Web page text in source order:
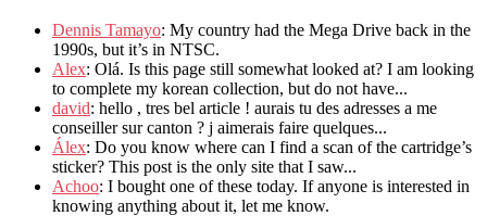
Dennis Tamayo: My country had the Mega Drive back in the
1990s, but it’s in NTSC.
Alex: Olá. Is this page still somewhat looked at? I am looking
to complete my korean collection, but do not have...
david: hello , tres bel article ! aurais tu des adresses a me
conseiller sur canton ? j aimerais faire quelques...
Álex: Do you know where can I find a scan of the cartridge’s
sticker? This post is the only site that I saw...
Achoo: I bought one of these today. If anyone is interested in
knowing anything about it, let me know.